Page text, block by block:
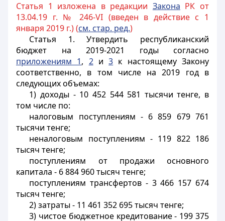
Статья 1 изложена в редакции Закона РК от
13.04.19 г. № 246-VI (введен в действие с 1
января 2019 г.) (см. стар. ред.)
Статья 1.Утвердить республиканский
бюджет на 2019-2021 годы согласно
приложениям 1, 2и3 к настоящему Закону
соответственно, в том числена 2019 год в
следующих объемах:
1) доходы - 10 452 544 581 тысячи тенге, в
том числе по:
налоговым поступлениям - 6 859 679 761
тысячи тенге;
неналоговым поступлениям - 119 822 186
тысяч тенге;
поступлениям от продажи основного
капитала - 6 884 960 тысяч тенге;
поступлениям трансфертов - 3 466 157 674
тысяч тенге;
2) затраты - 11 461 352 695 тысяч тенге;
3) чистое бюджетное кредитование - 199 375